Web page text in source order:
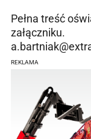
Pełna treść
załączniku.
REKLAMA